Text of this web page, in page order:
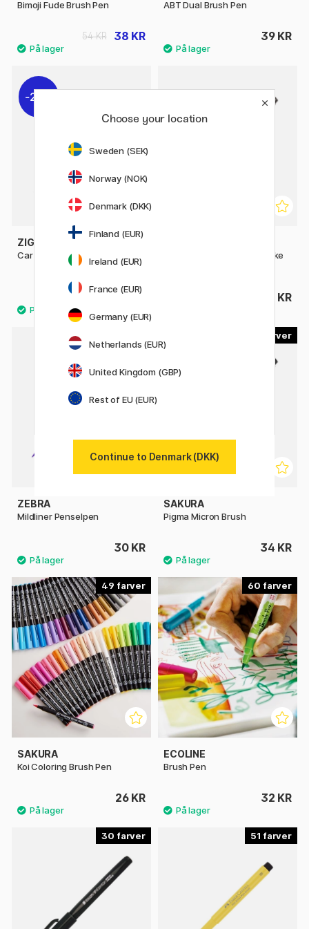
Bimoji Fude Brush Pen
38 KR
54 KR
ABT Dual Brush Pen
39 KR
20%
ZIG KURETAKE
Cartoonist Brush Pen No. 22
71 KR
Calligraphy Pen Fudenosuke
31 KR
ZEBRA
Mildliner Penselpen
30 KR
SAKURA
Pigma Micron Brush
34 KR
49
SAKURA
Koi Coloring Brush Pen
26 KR
60
ECOLINE
Brush Pen
32 KR
30 51
Choose your location
Sweden (SEK)
Norway (NOK)
Denmark (DKK)
Finland (EUR)
Ireland (EUR)
France (EUR)
Germany (EUR)
Netherlands (EUR)
United Kingdom (GBP)
Rest of EU (EUR)
Continue to Denmark (DKK)